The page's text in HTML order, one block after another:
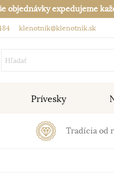
objednávky expedujeme
klenotnik@klenotnik.sk
Prívesky
Tradícia od